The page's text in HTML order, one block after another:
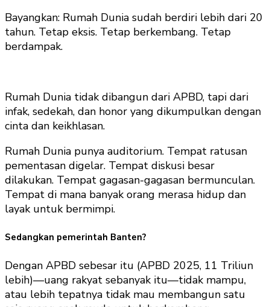
Bayangkan: Rumah Dunia sudah berdiri lebih dari 20
tahun. Tetap eksis. Tetap berkembang. Tetap
berdampak.
Rumah Dunia tidak dibangun dari APBD, tapi dari
infak, sedekah, dan honor yang dikumpulkan dengan
cinta dan keikhlasan.
Rumah Dunia punya auditorium. Tempat ratusan
pementasan digelar. Tempat diskusi besar
dilakukan. Tempat gagasan-gagasan bermunculan.
Tempat di mana banyak orang merasa hidup dan
layak untuk bermimpi.
Sedangkan pemerintah Banten?
Dengan APBD sebesar itu (APBD 2025, 11 Triliun
lebih)—uang rakyat sebanyak itu—tidak mampu,
atau lebih tepatnya tidak mau membangun satu